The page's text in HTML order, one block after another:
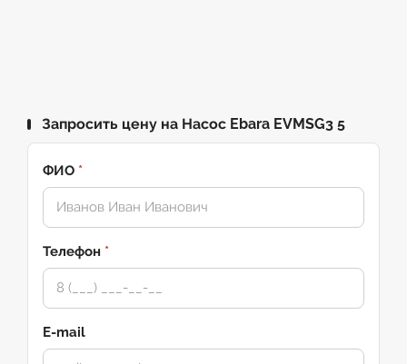
Запросить цену на Насос Ebara EVMSG3 5
ФИО *
Телефон *
E-mail